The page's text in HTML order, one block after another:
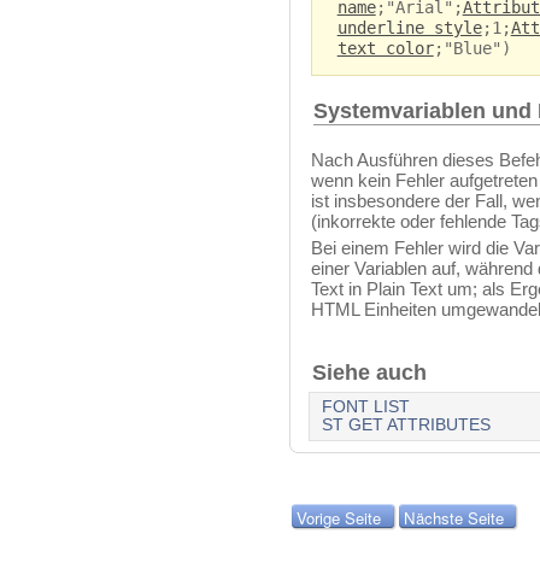
name;"Arial";
underline style;1;
text color;"Blue")
Systemvariablen und
Nach Ausführen dieses
wenn kein Fehler
ist insbesondere der Fall,
(inkorrekte oder fehlende
Bei einem Fehler wird die
einer Variablen auf,
Text in Plain Text um; als
HTML Einheiten
Siehe auch
FONT LIST
ST GET ATTRIBUTES
Vorige Seite Nächste Seite